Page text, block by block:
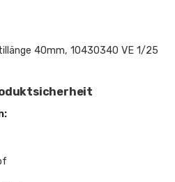
40mm, 10430340 VE 1/25